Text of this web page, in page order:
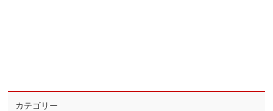
カテゴリー